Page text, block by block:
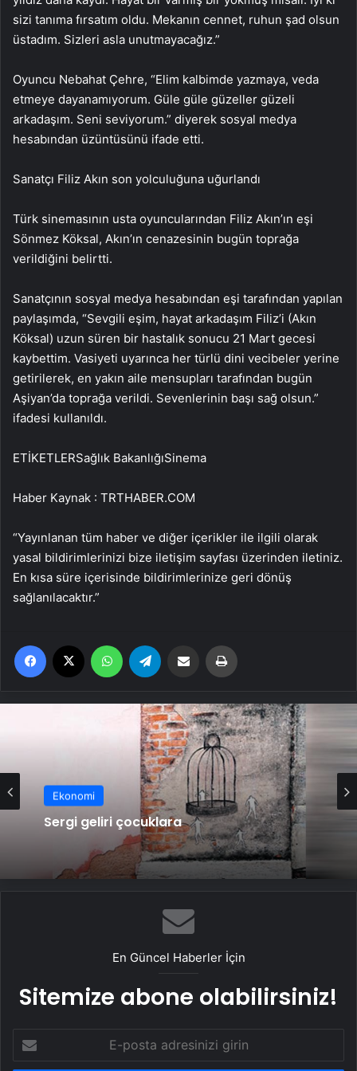
sizi tanıma fırsatım oldu. Mekanın cennet, ruhun şad olsun
üstadım. Sizleri asla unutmayacağız.”
Oyuncu Nebahat Çehre, “Elim kalbimde yazmaya, veda
etmeye dayanamıyorum. Güle güle güzeller güzeli
arkadaşım. Seni seviyorum.” diyerek sosyal medya
hesabından üzüntüsünü ifade etti.
Sanatçı Filiz Akın son yolculuğuna uğurlandı
Türk sinemasının usta oyuncularından Filiz Akın’ın eşi
Sönmez Köksal, Akın’ın cenazesinin bugün toprağa
verildiğini belirtti.
Sanatçının sosyal medya hesabından eşi tarafından yapılan
paylaşımda, “Sevgili eşim, hayat arkadaşım Filiz’i (Akın
Köksal) uzun süren bir hastalık sonucu 21 Mart gecesi
kaybettim. Vasiyeti uyarınca her türlü dini vecibeler yerine
getirilerek, en yakın aile mensupları tarafından bugün
Aşiyan’da toprağa verildi. Sevenlerinin başı sağ olsun.”
ifadesi kullanıldı.
ETİKETLERSağlık BakanlığıSinema
Haber Kaynak : TRTHABER.COM
“Yayınlanan tüm haber ve diğer içerikler ile ilgili olarak
yasal bildirimlerinizi bize iletişim sayfası üzerinden iletiniz.
En kısa süre içerisinde bildirimlerinize geri dönüş
sağlanılacaktır.”
Facebook WhatsApp Email'den paylaş
Ekonomi
Sergi geliri çocuklara
En Güncel Haberler İçin
Sitemize abone olabilirsiniz!
posta